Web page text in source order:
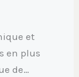
et
en plus
de…